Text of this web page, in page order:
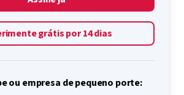
grátis por 14 dias
ou empresa de pequeno porte: